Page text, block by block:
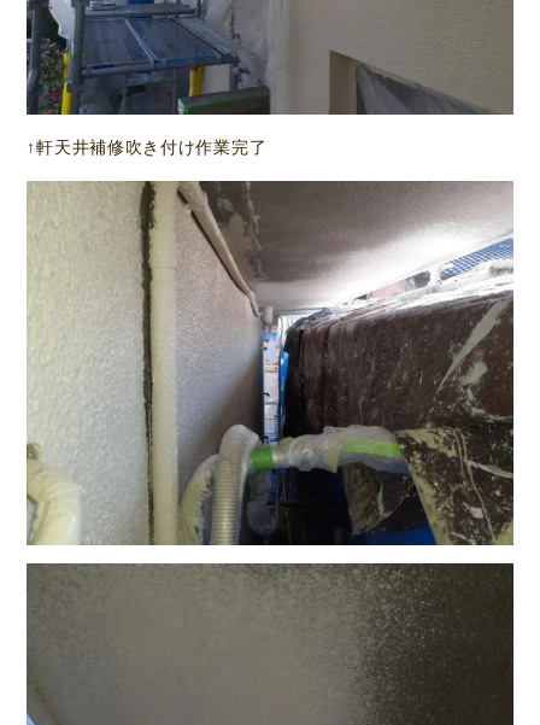
↑軒天井補修吹き付け作業完了